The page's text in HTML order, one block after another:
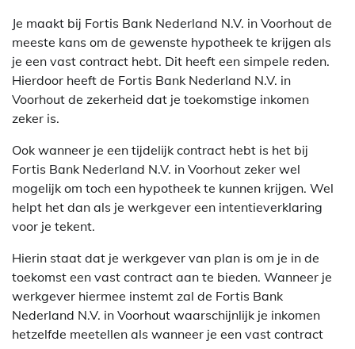
Je maakt bij Fortis Bank Nederland N.V. in Voorhout de
meeste kans om de gewenste hypotheek te krijgen als
je een vast contract hebt. Dit heeft een simpele reden.
Hierdoor heeft de Fortis Bank Nederland N.V. in
Voorhout de zekerheid dat je toekomstige inkomen
zeker is.
Ook wanneer je een tijdelijk contract hebt is het bij
Fortis Bank Nederland N.V. in Voorhout zeker wel
mogelijk om toch een hypotheek te kunnen krijgen. Wel
helpt het dan als je werkgever een intentieverklaring
voor je tekent.
Hierin staat dat je werkgever van plan is om je in de
toekomst een vast contract aan te bieden. Wanneer je
werkgever hiermee instemt zal de Fortis Bank
Nederland N.V. in Voorhout waarschijnlijk je inkomen
hetzelfde meetellen als wanneer je een vast contract